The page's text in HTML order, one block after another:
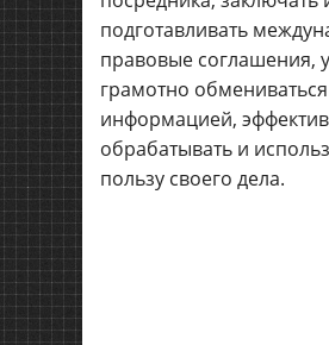
подготавливать
правовые соглашения,
грамотно обмениваться
информацией,
обрабатывать и
пользу своего дела.